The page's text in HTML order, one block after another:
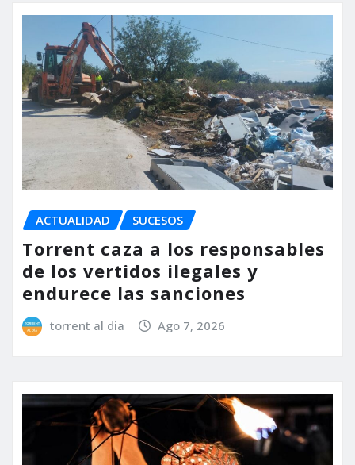
ACTUALIDAD SUCESOS
Torrent caza a los responsables
de los vertidos ilegales y
endurece las sanciones
torrent al dia Ago 7, 2026